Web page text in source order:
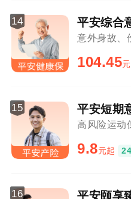
14 平安综合
104.45
15 平安短期
高风险运动
9.8元起
16 平安颐享